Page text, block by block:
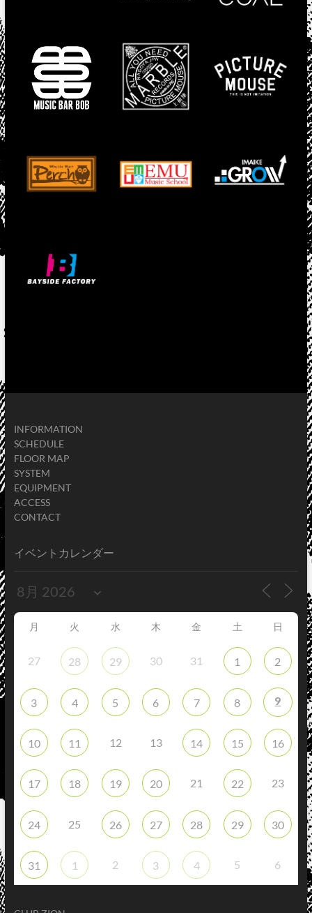
INFORMATION
SCHEDULE
FLOOR MAP
SYSTEM
EQUIPMENT
ACCESS
CONTACT
イベントカレンダー
月 火 水 木 金 土 日
27 28 29 30 31 1 2
3 4 5 6 7 8 9
10 11 12 13 14 15 16
17 18 19 20 21 22 23
24 25 26 27 28 29 30
31 1 2 3 4 5 6